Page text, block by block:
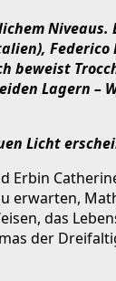
beweist
Lagern –
Licht
das
der